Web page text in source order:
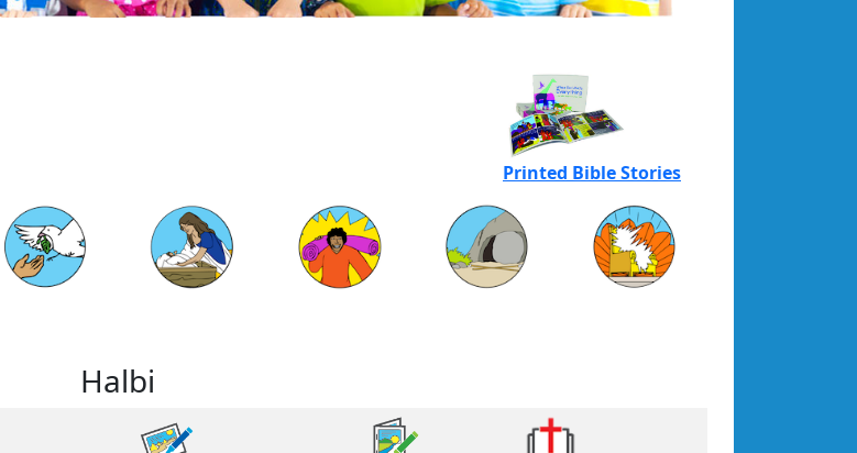
Printed Bible Stories
Halbi